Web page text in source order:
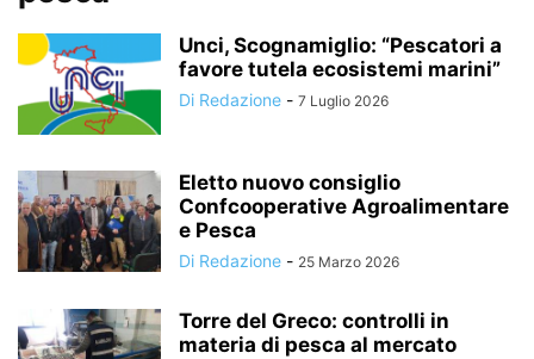
Unci, Scognamiglio: “Pescatori a
favore tutela ecosistemi marini”
Di Redazione - 7 Luglio 2026
Eletto nuovo consiglio
Confcooperative Agroalimentare
e Pesca
Di Redazione - 25 Marzo 2026
Torre del Greco: controlli in
materia di pesca al mercato